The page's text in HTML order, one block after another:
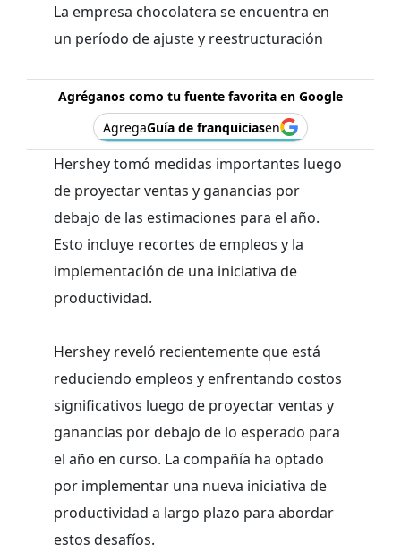
La empresa chocolatera se encuentra en
un período de ajuste y reestructuración
Agréganos como tu fuente favorita en Google
AgregaGuía de franquiciasen
Hershey tomó medidas importantes luego
de proyectar ventas y ganancias por
debajo de las estimaciones para el año.
Esto incluye recortes de empleos y la
implementación de una iniciativa de
productividad.
Hershey reveló recientemente que está
reduciendo empleos y enfrentando costos
significativos luego de proyectar ventas y
ganancias por debajo de lo esperado para
el año en curso. La compañía ha optado
por implementar una nueva iniciativa de
productividad a largo plazo para abordar
estos desafíos.